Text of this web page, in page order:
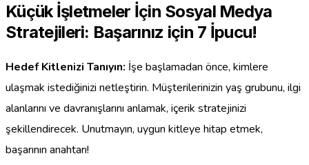
Küçük İşletmeler İçin Sosyal Medya
Stratejileri: Başarınız için 7 İpucu!
Hedef Kitlenizi Tanıyın: İşe başlamadan önce, kimlere
ulaşmak istediğinizi netleştirin. Müşterilerinizin yaş grubunu, ilgi
alanlarını ve davranışlarını anlamak, içerik stratejinizi
şekillendirecek. Unutmayın, uygun kitleye hitap etmek,
başarının anahtarı!